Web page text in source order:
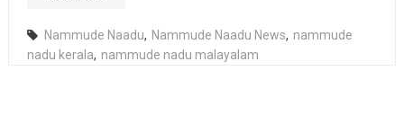
Nammude Naadu, Nammude Naadu News, nammude
nadu kerala, nammude nadu malayalam